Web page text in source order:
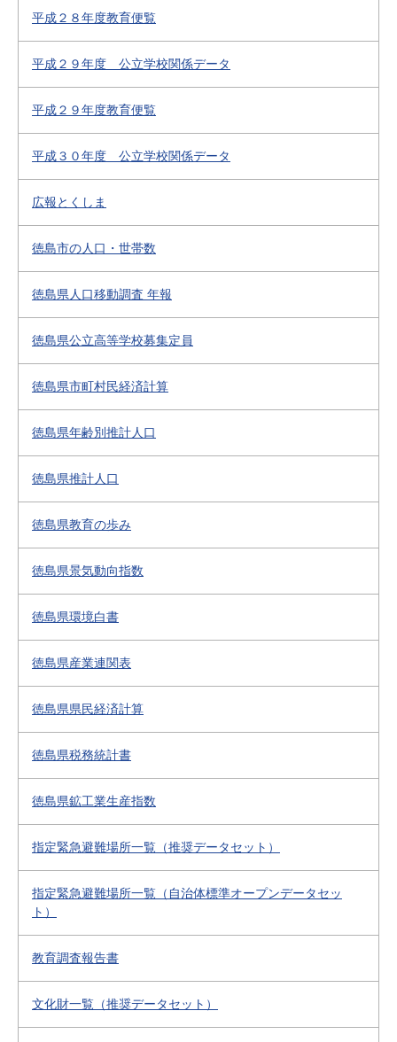
平成２８年度教育便覧
平成２９年度 公立学校関係データ
平成２９年度教育便覧
平成３０年度 公立学校関係データ
広報とくしま
徳島市の人口・世帯数
徳島県人口移動調査 年報
徳島県公立高等学校募集定員
徳島県市町村民経済計算
徳島県年齢別推計人口
徳島県推計人口
徳島県教育の歩み
徳島県景気動向指数
徳島県環境白書
徳島県産業連関表
徳島県県民経済計算
徳島県税務統計書
徳島県鉱工業生産指数
指定緊急避難場所一覧（推奨データセット）
指定緊急避難場所一覧（自治体標準オープンデータセッ
ト）
教育調査報告書
文化財一覧（推奨データセット）